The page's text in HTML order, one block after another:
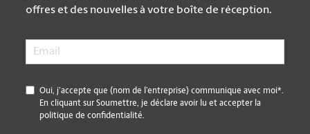
offres et des nouvelles à votre boîte de réception.
Email
*
Oui, j’accepte que (nom de l’entreprise) communique avec moi*.
En cliquant sur Soumettre, je déclare avoir lu et accepter la
politique de confidentialité.